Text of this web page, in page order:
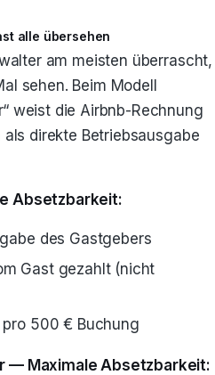
alle übersehen
am meisten überrascht,
sehen. Beim Modell
weist die Airbnb-Rechnung
direkte Betriebsausgabe
Absetzbarkeit:
des Gastgebers
Gast gezahlt (nicht
500 € Buchung
— Maximale Absetzbarkeit: